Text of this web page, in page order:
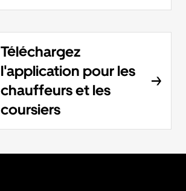
Téléchargez
l'application pour les
chauffeurs et les
coursiers